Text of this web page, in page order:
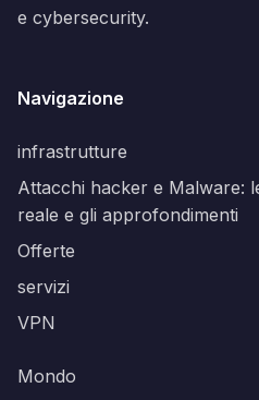
e cybersecurity.
Navigazione
infrastrutture
Attacchi hacker e Malware:
reale e gli approfondimenti
Offerte
servizi
VPN
Mondo